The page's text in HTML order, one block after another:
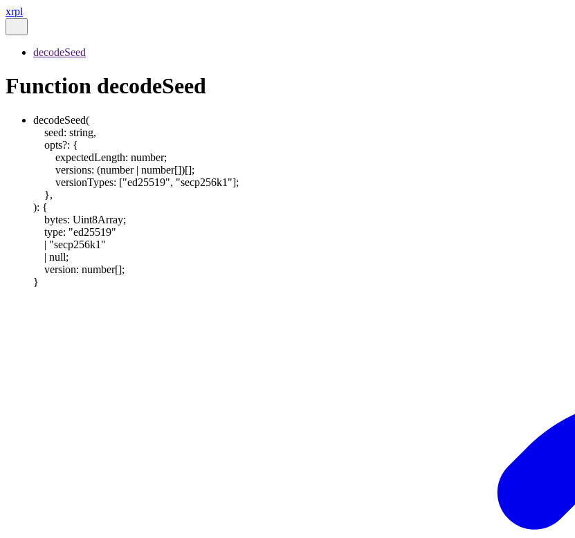
xrpl
decodeSeed
Function decodeSeed
decodeSeed(
seed: string,
opts?: {
expectedLength: number;
versions: (number | number[])[];
versionTypes: ["ed25519", "secp256k1"];
},
): {
bytes: Uint8Array;
type: "ed25519"
| "secp256k1"
| null;
version: number[];
}